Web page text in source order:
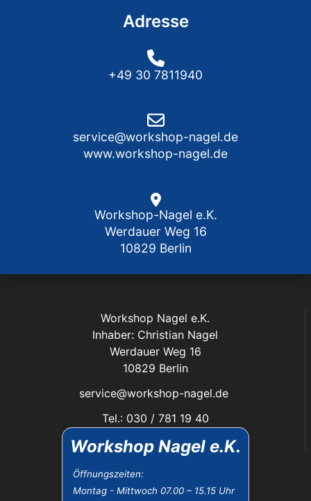
Workshop Nagel e.K.
Öffnungszeiten:
Montag - Mittwoch 07.00 – 15.15 Uhr
Adresse
+49 30 7811940
service@workshop-nagel.de
www.workshop-nagel.de
Workshop-Nagel e.K.
Werdauer Weg 16
10829 Berlin
Workshop Nagel e.K.
Inhaber: Christian Nagel
Werdauer Weg 16
10829 Berlin
service@workshop-nagel.de
Tel.: 030 / 781 19 40
Das Unternehmen:
Öffnungszeiten